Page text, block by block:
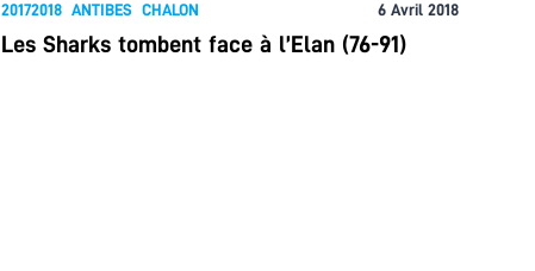
20172018 ANTIBES CHALON 6 Avril 2018
Les Sharks tombent face à l’Elan (76-91)